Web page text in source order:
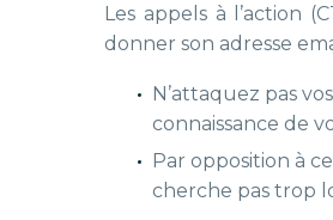
Les appels à l’action
donner son adresse
N’attaquez pas
connaissance de
Par opposition à
cherche pas trop